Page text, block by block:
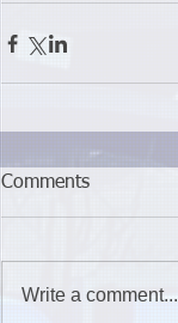
Comments
Write a comment...